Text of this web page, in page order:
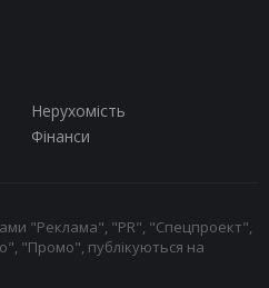
Нерухомість
Фінанси
"Реклама", "PR", "Спецпроект",
"Промо", публікуються на